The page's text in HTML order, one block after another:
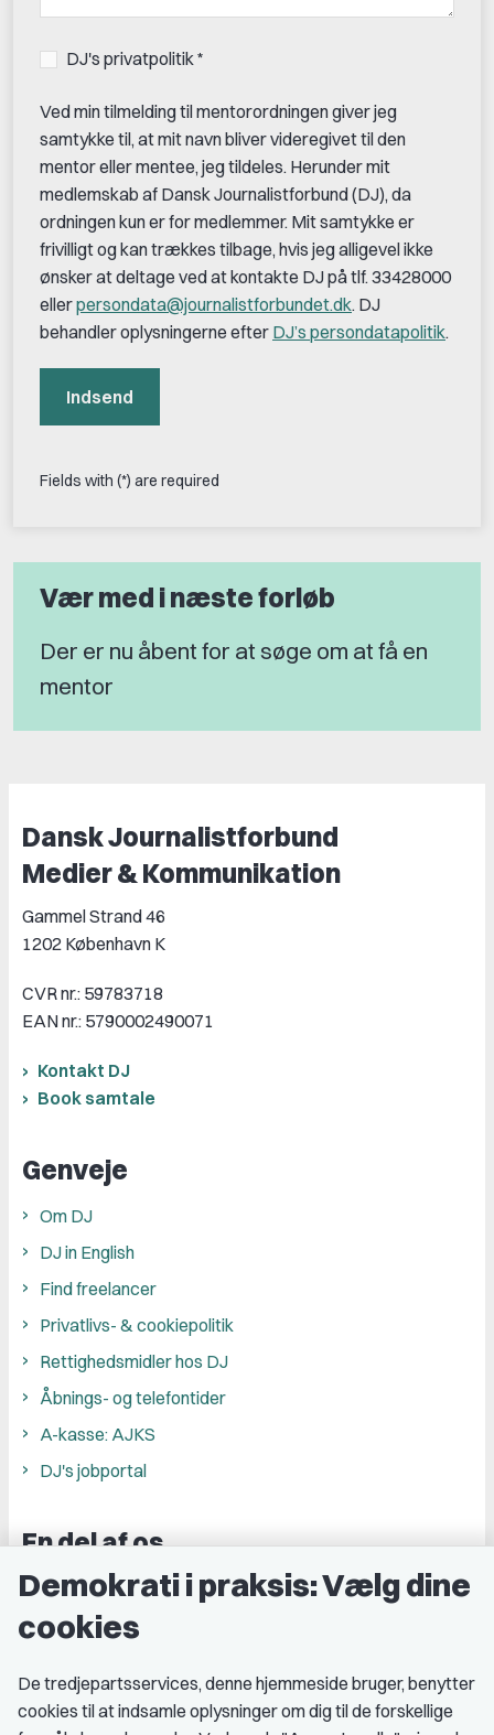
DJ's privatpolitik *
Ved min tilmelding til mentorordningen giver jeg
samtykke til, at mit navn bliver videregivet til den
mentor eller mentee, jeg tildeles. Herunder mit
medlemskab af Dansk Journalistforbund (DJ), da
ordningen kun er for medlemmer. Mit samtykke er
frivilligt og kan trækkes tilbage, hvis jeg alligevel ikke
ønsker at deltage ved at kontakte DJ på tlf. 33428000
ellerpersondata@journalistforbundet.dk. DJ
behandler oplysningerne efter DJ’s persondatapolitik.
Indsend
Fields with (*) are required
Vær med i næste forløb
Der er nu åbent for at søge om at få en
mentor
Dansk Journalistforbund
Medier & Kommunikation
Gammel Strand 46
1202 København K
CVR nr.: 59783718
EAN nr.: 5790002490071
Kontakt DJ
Book samtale
Genveje
Om DJ
DJ in English
Find freelancer
Privatlivs- & cookiepolitik
Rettighedsmidler hos DJ
Åbnings- og telefontider
A-kasse: AJKS
DJ's jobportal
En del af os
Grupper og kredse
Studenterorganisationer
Demokrati i praksis: Vælg dine
cookies
De tredjepartsservices, denne hjemmeside bruger, benytter
cookies til at indsamle oplysninger om dig til de forskellige